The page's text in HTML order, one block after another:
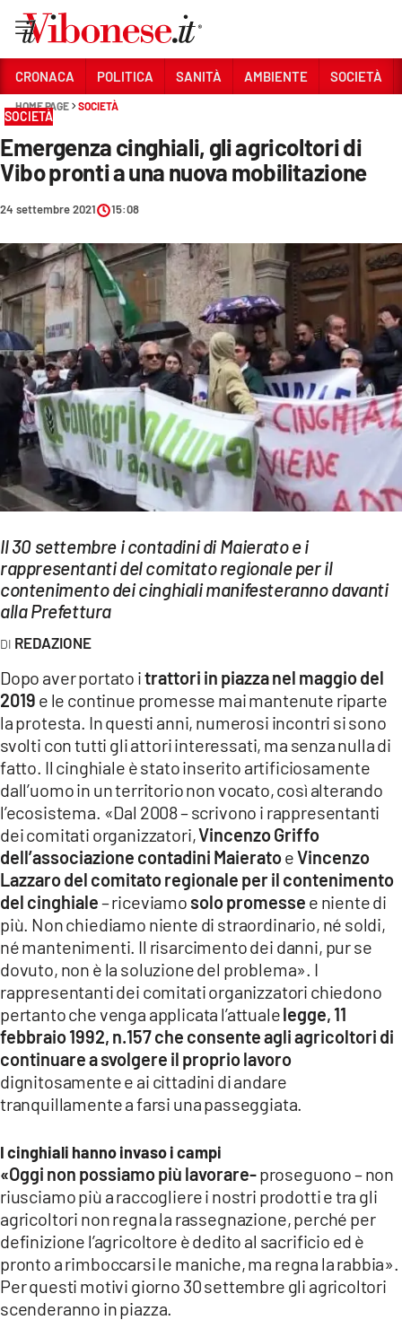
Sezioni
CRONACA
POLITICA
SANITÀ
AMBIENTE
SOCIETÀ
CULTURA
ECONOMIA E LAVORO
EVENTI
SPORT
Streaming
LAC NETWORK
LAC ONAIR
Network
LACPLAY.IT
LACTV.IT
LACONAIR.IT
LACITYMAG.IT
ILREGGINO.IT
COSENZACHANNEL.IT
ILVIBONESE.IT
CATANZAROCHANNEL.IT
LACAPITALENEWS.IT
App
ANDROID
CRONACA POLITICA SANITÀ AMBIENTE SOCIETÀ
HOME PAGE SOCIETÀ
SOCIETÀ
Emergenza cinghiali, gli agricoltori di
Vibo pronti a una nuova mobilitazione
24 settembre 2021 15:08
Il 30 settembre i contadini di Maierato e i
rappresentanti del comitato regionale per il
contenimento dei cinghiali manifesteranno davanti
alla Prefettura
REDAZIONE
Dopo aver portato itrattori in piazza nel maggio del
2019 e le continue promesse mai mantenute riparte
la protesta. In questi anni, numerosi incontri si sono
svolti con tutti gli attori interessati, ma senza nulla di
fatto. Il cinghiale è stato inserito artificiosamente
dall’uomo in un territorio non vocato, così alterando
l’ecosistema. «Dal 2008 – scrivono i rappresentanti
dei comitati organizzatori,Vincenzo Griffo
dell’associazione contadini MaieratoeVincenzo
Lazzaro del comitato regionale per il contenimento
del cinghiale– riceviamo solo promesse e niente di
più. Non chiediamo niente di straordinario, né soldi,
né mantenimenti. Il risarcimento dei danni, pur se
dovuto, non è la soluzione del problema». I
rappresentanti dei comitati organizzatori chiedono
pertanto che venga applicata l’attualelegge, 11
febbraio 1992, n.157 che consente agli agricoltori di
continuare a svolgere il proprio lavoro
dignitosamente e ai cittadini di andare
tranquillamente a farsi una passeggiata.
I cinghiali hanno invaso i campi
«Oggi non possiamo più lavorare-proseguono – non
riusciamo più a raccogliere i nostri prodotti e tra gli
agricoltori non regna la rassegnazione, perché per
definizione l’agricoltore è dedito al sacrificio ed è
pronto a rimboccarsi le maniche, ma regna la rabbia».
Per questi motivi giorno 30 settembre gli agricoltori
scenderanno in piazza.